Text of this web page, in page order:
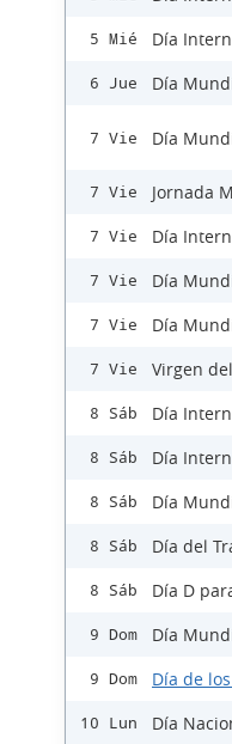
5 Mié Día
6 Jue Día
7 Vie Día
7 Vie Jornada
7 Vie Día
7 Vie Día
7 Vie Día
7 Vie Virgen
8 Sáb Día
8 Sáb Día
8 Sáb Día
8 Sáb Día del
8 Sáb Día D
9 Dom Día
9 Dom Día de
10 Lun Día